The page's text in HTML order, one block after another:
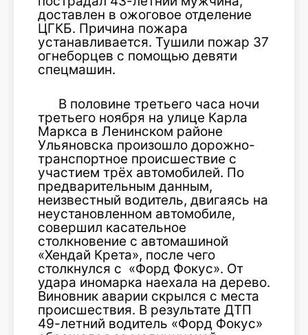
доставлен в ожоговое отделение
ЦГКБ. Причина пожара
устанавливается. Тушили пожар 37
огнеборцев с помощью девяти
спецмашин.
В половине третьего часа ночи
третьего ноября на улице Карла
Маркса в Ленинском районе
Ульяновска произошло дорожно-
транспортное происшествие с
участием трёх автомобилей. По
предварительным данным,
неизвестный водитель, двигаясь на
неустановленном автомобиле,
совершил касательное
столкновение с автомашиной
«Хендай Крета», после чего
столкнулся с «Форд Фокус». От
удара иномарка наехала на дерево.
Виновник аварии скрылся с места
происшествия. В результате ДТП
49-летний водитель «Форд Фокус»